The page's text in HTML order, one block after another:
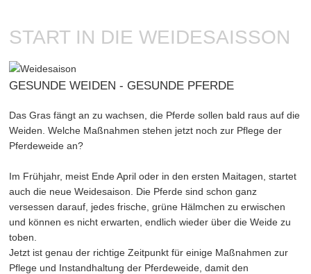
START IN DIE WEIDESAISSON
GESUNDE WEIDEN - GESUNDE PFERDE
Das Gras fängt an zu wachsen, die Pferde sollen bald raus auf die
Weiden. Welche Maßnahmen stehen jetzt noch zur Pflege der
Pferdeweide an?
Im Frühjahr, meist Ende April oder in den ersten Maitagen, startet
auch die neue Weidesaison. Die Pferde sind schon ganz
versessen darauf, jedes frische, grüne Hälmchen zu erwischen
und können es nicht erwarten, endlich wieder über die Weide zu
toben.
Jetzt ist genau der richtige Zeitpunkt für einige Maßnahmen zur
Pflege und Instandhaltung der Pferdeweide, damit den